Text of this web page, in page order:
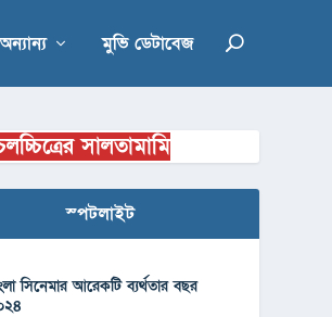
অন্যান্য মুভি ডেটাবেজ
সালতামামি
স্পটলাইট
সিনেমার আরেকটি ব্যর্থতার বছর